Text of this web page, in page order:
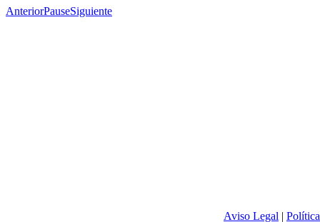
AnteriorPauseSiguiente
Aviso Legal |